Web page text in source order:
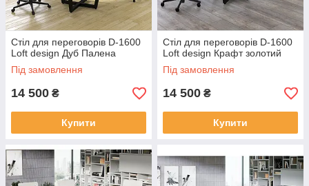
Стіл для переговорів D-1600
Loft design Дуб Палена
Під замовлення
14 500 ₴
Купити
Стіл для переговорів D-1600
Loft design Крафт золотий
Під замовлення
14 500 ₴
Купити